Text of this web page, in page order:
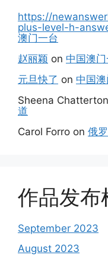
https://
plus-level-h-
澳门一台
赵丽颖 on 中国澳门
元旦快了 on 中国
Sheena Chatterton
道
Carol Forro on 俄
作品发布
September 2023
August 2023